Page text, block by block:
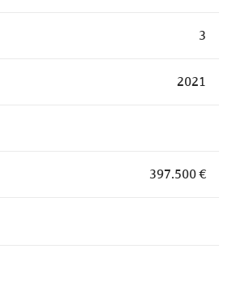
3
2021
397.500 €